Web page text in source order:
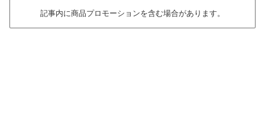
記事内に商品プロモーションを含む場合があります。